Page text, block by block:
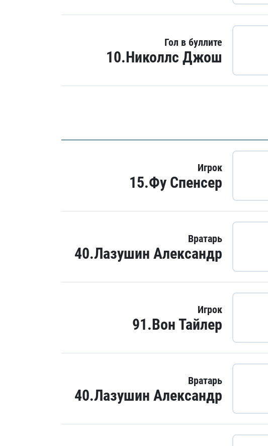
Гол в буллите
10.Николлс Джош
Игрок
15.Фу Спенсер
Вратарь
40.Лазушин Александр
Игрок
91.Вон Тайлер
Вратарь
40.Лазушин Александр